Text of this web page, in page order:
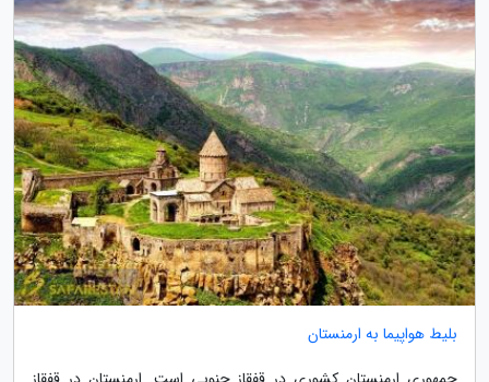
بلیط هواپیما به ارمنستان